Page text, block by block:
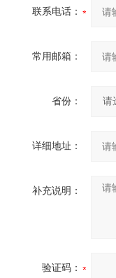
联系电话：
常用邮箱：
省份：
详细地址：
补充说明：
验证码：